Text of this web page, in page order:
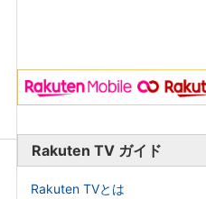
Rakuten TV ガイド
Rakuten TVとは